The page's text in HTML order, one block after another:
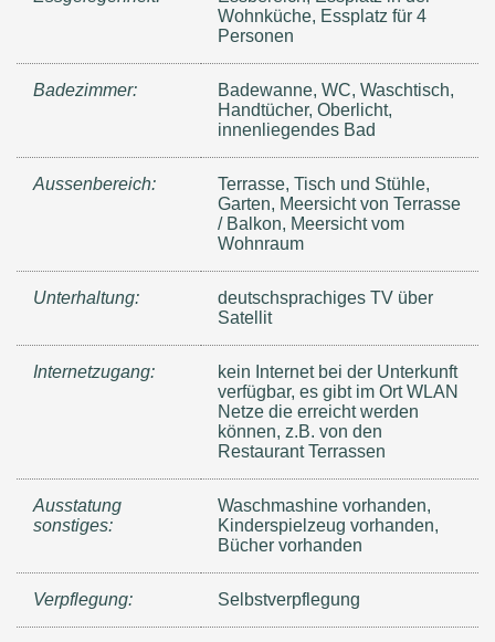
Wohnküche, Essplatz für 4
Personen
Badezimmer:
Badewanne, WC, Waschtisch,
Handtücher, Oberlicht,
innenliegendes Bad
Aussenbereich:
Terrasse, Tisch und Stühle,
Garten, Meersicht von Terrasse
/ Balkon, Meersicht vom
Wohnraum
Unterhaltung:
deutschsprachiges TV über
Satellit
Internetzugang:
kein Internet bei der Unterkunft
verfügbar, es gibt im Ort WLAN
Netze die erreicht werden
können, z.B. von den
Restaurant Terrassen
Ausstatung
sonstiges:
Waschmashine vorhanden,
Kinderspielzeug vorhanden,
Bücher vorhanden
Verpflegung: Selbstverpflegung